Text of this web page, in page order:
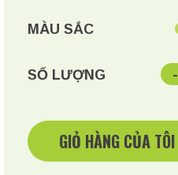
MÀU SẮC
SỐ LƯỢNG -
GIỎ HÀNG CỦA TÔI